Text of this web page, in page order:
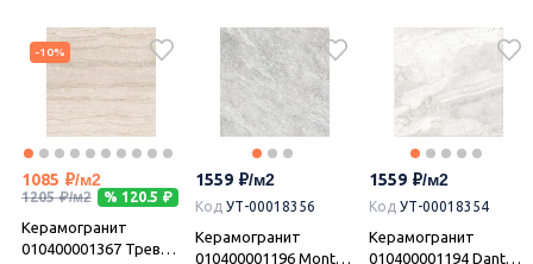
-10%
1085
1205 % 120.5
Керамогранит
010400001367 Треви
1559
Код УТ-00018356
Керамогранит
010400001196 Monte
1559
Код УТ-00018354
Керамогранит
010400001194 Dante